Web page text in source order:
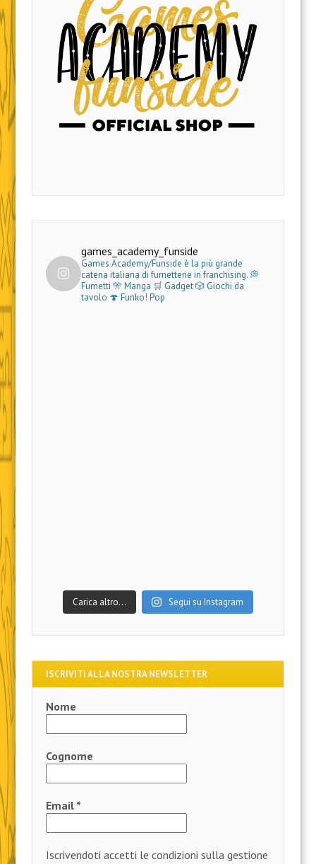
games_academy_funside
Games Academy/Funside è la più grande
catena italiana di fumetterie in franchising.💭
Fumetti 🎌 Manga 🛒 Gadget🎲 Giochi da
tavolo 🍄 Funko! Pop
Carica altro… Segui su Instagram
ISCRIVITI ALLA NOSTRA NEWSLETTER
Nome
Cognome
Email *
Iscrivendoti accetti le condizioni sulla gestione